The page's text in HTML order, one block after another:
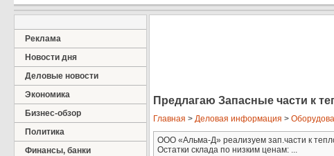
Реклама
Новости дня
Деловые новости
Экономика
Бизнес-обзор
Политика
Финансы, банки
Предлагаю Запасные части к
Главная > Деловая информация >
ООО «Альма-Д» реализуем зап.части к
Остатки склада по низким ценам: ...